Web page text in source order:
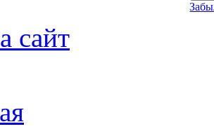
сайт